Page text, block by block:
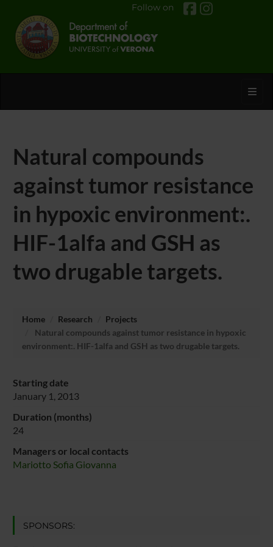
Follow on
Natural compounds
against tumor resistance
in hypoxic environment:.
HIF-1alfa and GSH as
two drugable targets.
Home Research
Projects
Natural compounds against tumor resistance in hypoxic
environment:. HIF-1alfa and GSH as two drugable targets.
Starting date
January 1, 2013
Duration (months)
24
Managers or local contacts
Mariotto Sofia Giovanna
SPONSORS: